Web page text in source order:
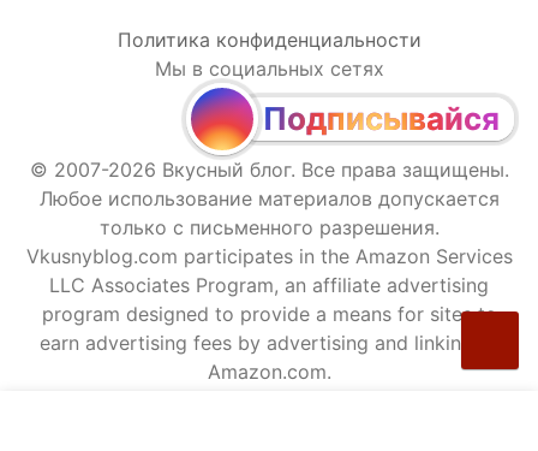
Политика конфиденциальности
Мы в социальных сетях
Подписывайся
© 2007-2026 Вкусный блог. Все права защищены.
Любое использование материалов допускается
только с письменного разрешения.
Vkusnyblog.com participates in the Amazon Services
LLC Associates Program, an affiliate advertising
program designed to provide a means for sites to
earn advertising fees by advertising and linking to
Amazon.com.